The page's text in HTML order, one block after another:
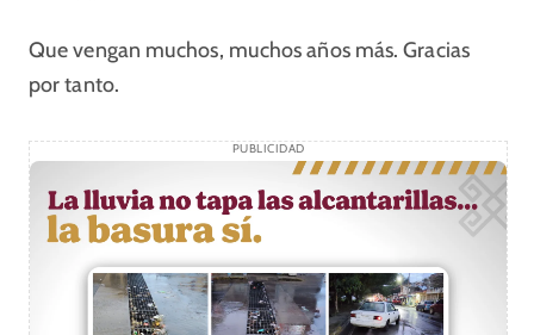
Que vengan muchos, muchos años más. Gracias
por tanto.
PUBLICIDAD